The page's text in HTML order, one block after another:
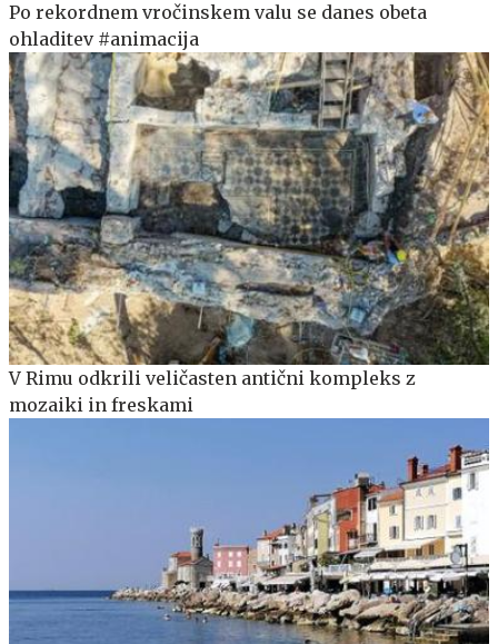
Po rekordnem vročinskem valu se danes obeta
ohladitev #animacija
V Rimu odkrili veličasten antični kompleks z
mozaiki in freskami